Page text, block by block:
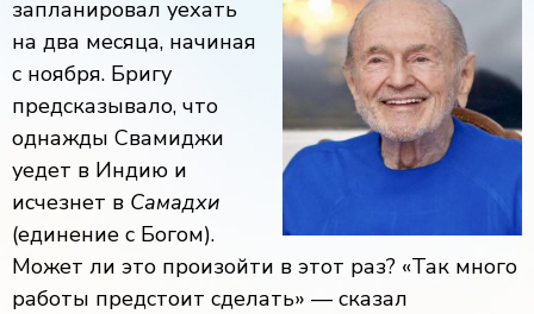
запланировал уехать
на два месяца, начиная
с ноября. Бригу
предсказывало, что
однажды Свамиджи
уедет в Индию и
исчезнет в Самадхи
(единение с Богом).
Может ли это произойти в этот раз? «Так много
работы предстоит сделать» — сказал